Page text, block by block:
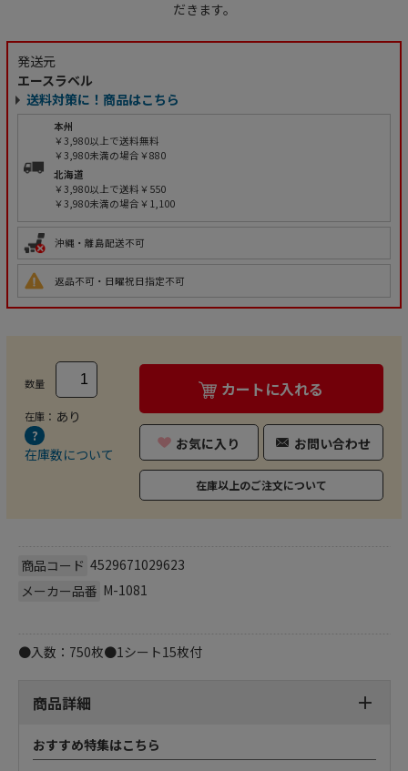
だきます。
発送元
エースラベル
送料対策に！商品はこちら
本州
￥3,980以上で送料無料
￥3,980未満の場合￥880
北海道
￥3,980以上で送料￥550
￥3,980未満の場合￥1,100
沖縄・離島配送不可
返品不可・日曜祝日指定不可
数量
在庫： あり
在庫数について
カートに入れる
お気に入り お問い合わせ
在庫以上のご注文について
商品コード 4529671029623
メーカー品番 M-1081
●入数：750枚●1シート15枚付
商品詳細
おすすめ特集はこちら